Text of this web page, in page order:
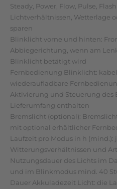
Steady, Power, Flow, Pulse,
Lichtverhältnissen, Wetterlage
sparen
Blinklicht vorne und hinten:
Abbiegerichtung, wenn am
Blinklicht betätigt wird
Fernbedienung Blinklicht:
wiederaufladbare
Aktivierung und Steuerung des
Lieferumfang enthalten
Bremslicht (optional):
mit optional erhältlicher
Laufzeit pro Modus in h (mind.):
Witterungsverhältnissen und
Nutzungsdauer des Lichts im
und im Blinkmodus mind. 40
Dauer Akkuladezeit Licht: die